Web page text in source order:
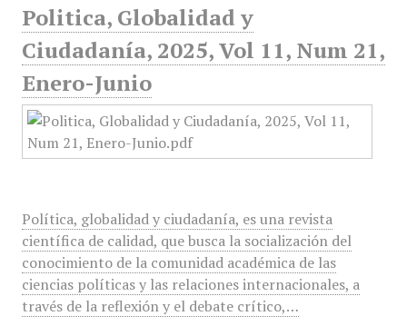
Politica, Globalidad y
Ciudadanía, 2025, Vol 11, Num 21,
Enero-Junio
Política, globalidad y ciudadanía, es una revista
científica de calidad, que busca la socialización del
conocimiento de la comunidad académica de las
ciencias políticas y las relaciones internacionales, a
través de la reflexión y el debate crítico,…